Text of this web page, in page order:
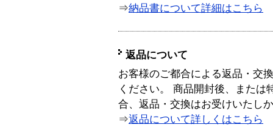
⇒納品書について詳細はこちら
返品について
お客様のご都合による返品・交
ください。 商品開封後、または
合、返品・交換はお受けいたし
⇒返品について詳しくはこちら